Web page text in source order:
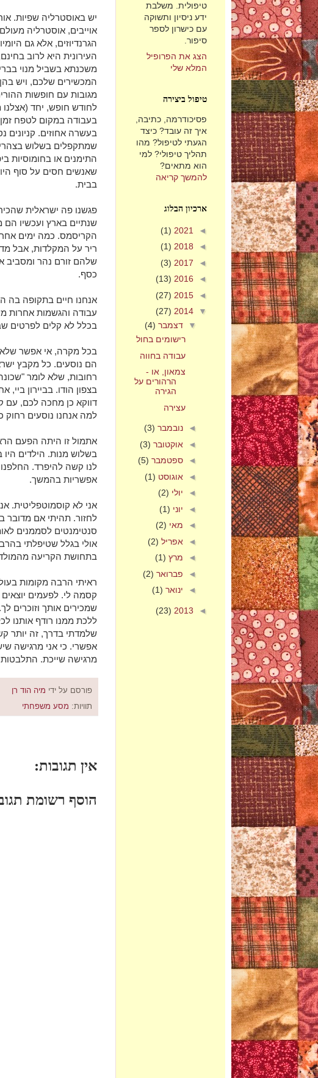
יש באוסטרליה שפיות.
אוייבים, אוסטרליה
הגרנדיוזים, אלא גם
העירונית היא לרוב
משכנתא בשביל מנוי
המכשירים שלכם, ויש
מגובות עם חופשות
לחודש חופש, יחד
בעבודה במקום לטפח
בעשרה אחוזים.
שמתקפלים בשלוש
התימנים או בחומוסיות
שאנשים חסים על סוף
בבית.
פגשנו פה ישראלית
שנתיים בארץ ועכשיו
הקריסמס. כמה ימים
ריר על המקלדות, אבל
שלהם זורם נהר ומסביב
כסף.
אנחנו חיים בתקופה בה
עבודה והגשמות אחרות
בכלל לא קלים לפרטים
בכל מקרה, אי אפשר שלא
הם נוסעים. כל מקבץ
רחובות, שלא לומר
בצפון הודו. בביירון
דווקא כן מחכה לכם, עם
למה אנחנו נוסעים רחוק
אתמול זו היתה הפעם
בשלוש מנות. הילדים
לנו קשה להיפרד. החלפנו
אפשריות בהמשך.
אני לא קוסמוטפליטית.
לחזור. תהיתי אם מדובר
סנטימנטים לסממנים
אולי בגלל שטיפלתי
בתחושת הקריעה
ראיתי הרבה מקומות
קסמה לי. לפעמים
שמכירים אותך וזוכרים
ללכת ממנו רודף אותנו
שלמדתי בדרך, זה יותר
אפשרי. כי אני מרגישה
מרגישה שייכת.
פורסם על ידי מיה הוד רן
תוויות: מסע משפחתי
אין תגובות:
הוסף רשומת
טיפולית. משלבת
ידע ניסיון ותשוקה
עם כישרון לספר
סיפור.
הצג את הפרופיל
המלא שלי
טיפול ביצירה
פסיכודרמה, כתיבה,
איך זה עובד? כיצד
הגעתי לטיפול? מהו
תהליך טיפולי? למי
הוא מתאים?
להמשך קריאה
ארכיון הבלוג
◄
2021
(1)
◄
2018
(1)
◄
2017
(3)
◄
2016
(13)
◄
2015
(27)
▼
2014
(27)
▼ דצמבר (4)
רישומים בחול
עבודה בחווה
צמאון, או -
הרהורים על
הגירה
עצירה
◄ נובמבר (3)
◄ אוקטובר (3)
◄ ספטמבר (5)
◄ אוגוסט (1)
◄ יולי (2)
◄ יוני (1)
◄ מאי (2)
◄ אפריל (2)
◄ מרץ (1)
◄ פברואר (2)
◄ ינואר (1)
◄
2013
(23)